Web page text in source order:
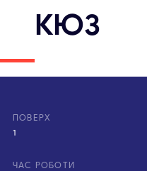
КЮЗ
ПОВЕРХ
1
ЧАС РОБОТИ